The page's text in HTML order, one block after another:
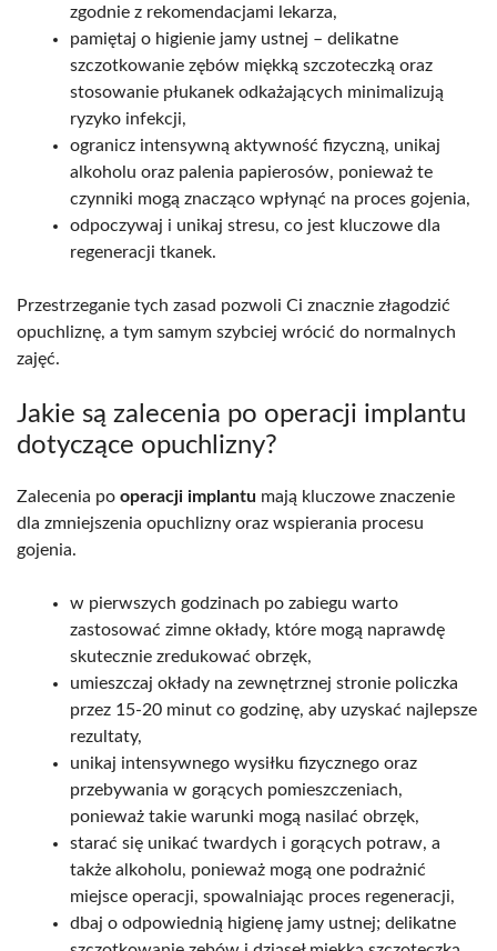
zgodnie z rekomendacjami lekarza,
pamiętaj o higienie jamy ustnej – delikatne
szczotkowanie zębów miękką szczoteczką oraz
stosowanie płukanek odkażających minimalizują
ryzyko infekcji,
ogranicz intensywną aktywność fizyczną, unikaj
alkoholu oraz palenia papierosów, ponieważ te
czynniki mogą znacząco wpłynąć na proces gojenia,
odpoczywaj i unikaj stresu, co jest kluczowe dla
regeneracji tkanek.
Przestrzeganie tych zasad pozwoli Ci znacznie złagodzić
opuchliznę, a tym samym szybciej wrócić do normalnych
zajęć.
Jakie są zalecenia po operacji implantu
dotyczące opuchlizny?
Zalecenia po operacji implantu mają kluczowe znaczenie
dla zmniejszenia opuchlizny oraz wspierania procesu
gojenia.
w pierwszych godzinach po zabiegu warto
zastosować zimne okłady, które mogą naprawdę
skutecznie zredukować obrzęk,
umieszczaj okłady na zewnętrznej stronie policzka
przez 15-20 minut co godzinę, aby uzyskać najlepsze
rezultaty,
unikaj intensywnego wysiłku fizycznego oraz
przebywania w gorących pomieszczeniach,
ponieważ takie warunki mogą nasilać obrzęk,
starać się unikać twardych i gorących potraw, a
także alkoholu, ponieważ mogą one podrażnić
miejsce operacji, spowalniając proces regeneracji,
dbaj o odpowiednią higienę jamy ustnej; delikatne